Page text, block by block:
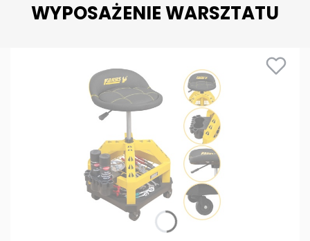
WYPOSAŻENIE WARSZTATU